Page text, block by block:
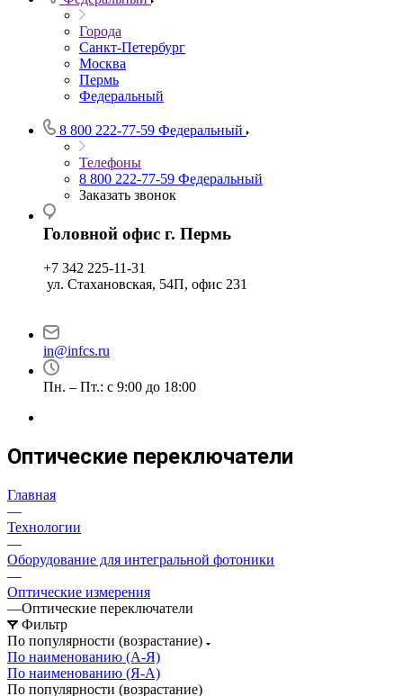
Города
Санкт-Петербург
Москва
Пермь
Федеральный
8 800 222-77-59 Федеральный
Телефоны
8 800 222-77-59 Федеральный
Заказать звонок
Головной офис г. Пермь
+7 342 225-11-31
ул. Стахановская, 54П, офис 231
in@infcs.ru
Пн. – Пт.: с 9:00 до 18:00
Оптические переключатели
Главная
—
Технологии
—
Оборудование для интегральной фотоники
—
Оптические измерения
—Оптические переключатели
Фильтр
По популярности (возрастание)
По наименованию (А-Я)
По наименованию (Я-А)
По популярности (возрастание)